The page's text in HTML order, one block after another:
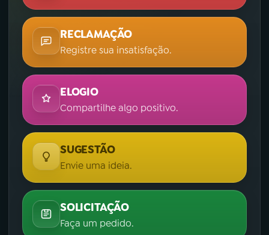
RECLAMAÇÃO
Registre sua insatisfação.
ELOGIO
Compartilhe algo positivo.
SUGESTÃO
Envie uma ideia.
SOLICITAÇÃO
Faça um pedido.